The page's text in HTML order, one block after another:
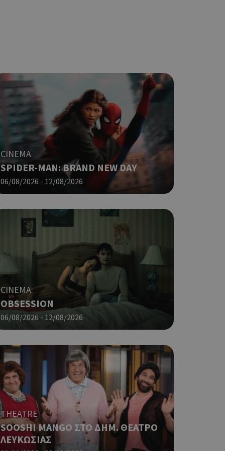
CINEMA
SPIDER-MAN: BRAND NEW DAY
06/08/2026 - 12/08/2026
CINEMA
OBSESSION
06/08/2026 - 12/08/2026
THEATRE
SOOSHI MANGO ΣΤΟ ΔΗΜ. ΘΕΑΤΡΟ
ΛΕΥΚΩΣΙΑΣ
δηλαδή να
στον χρήστη
είναι το
push down
την
που
για ένα
ο
ένα καλό
δηλαδή να
στον χρήστη
είναι το
push down
τη διάκριση
είναι
να
δηλαδή να
στον χρήστη
είναι το
push down
δηλαδή να
στον χρήστη
όπως είναι το
push down